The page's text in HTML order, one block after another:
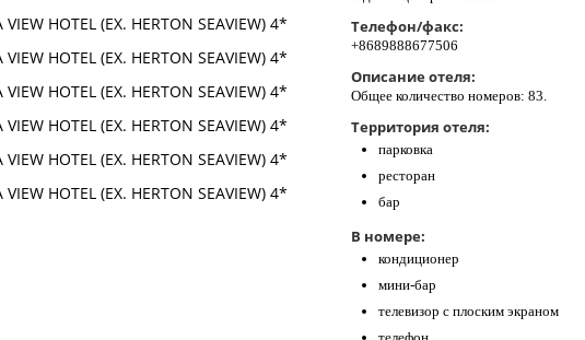
Телефон/факс:
+8689888677506
Описание отеля:
Общее количество номеров: 83.
Территория отеля:
парковка
ресторан
бар
В номере:
кондиционер
мини-бар
телевизор с плоским экраном